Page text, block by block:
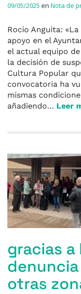
09/05/2025 en Nota de
Rocío Anguita:
apoyo en el
el actual equipo
la decisión de
Cultura Popular
convocatoria ha
mismas
añadiendo… Leer
gracias a
otras